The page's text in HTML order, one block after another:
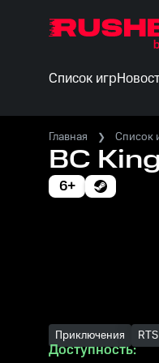
Список игр
Главная Список
BC
6+
Приключения
Доступность: